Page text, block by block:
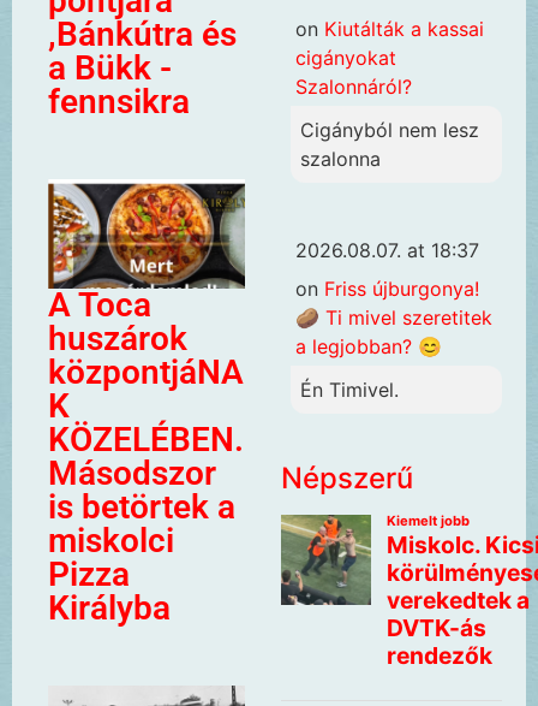
,Bánkútra és
a Bükk -
fennsikra
A Toca
huszárok
központjáNA
K
KÖZELÉBEN.
Másodszor
is betörtek a
miskolci
Pizza
Királyba
on Kiutálták a kassai
cigányokat
Szalonnáról?
Cigányból nem lesz
szalonna
2026.08.07. at 18:37
on Friss újburgonya!
🥔 Ti mivel szeretitek
a legjobban? 😊
Én Timivel.
Népszerű